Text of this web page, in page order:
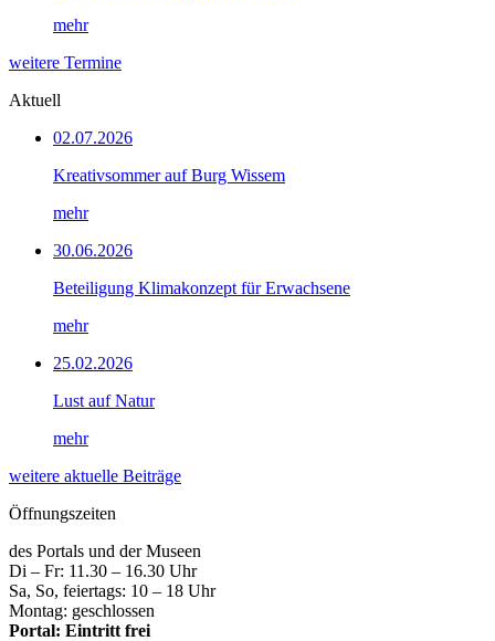
mehr
weitere Termine
Aktuell
02.07.2026
Kreativsommer auf Burg Wissem
mehr
30.06.2026
Beteiligung Klimakonzept für Erwachsene
mehr
25.02.2026
Lust auf Natur
mehr
weitere aktuelle Beiträge
Öffnungszeiten
des Portals und der Museen
Di – Fr: 11.30 – 16.30 Uhr
Sa, So, feiertags: 10 – 18 Uhr
Montag: geschlossen
Portal: Eintritt frei